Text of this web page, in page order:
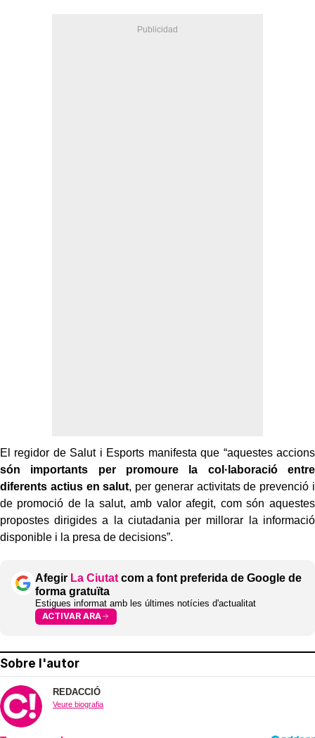
El regidor de Salut i Esports manifesta que “aquestes accions
són importants per promoure la col·laboració entre
diferents actius en salut, per generar activitats de prevenció i
de promoció de la salut, amb valor afegit, com són aquestes
propostes dirigides a la ciutadania per millorar la informació
disponible i la presa de decisions”.
Afegir La Ciutat com a font preferida de Google de
forma gratuïta
Estigues informat amb les últimes notícies d'actualitat
ACTIVAR ARA
Sobre l'autor
REDACCIÓ
Veure biografia